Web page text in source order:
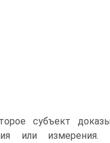
субъект
или